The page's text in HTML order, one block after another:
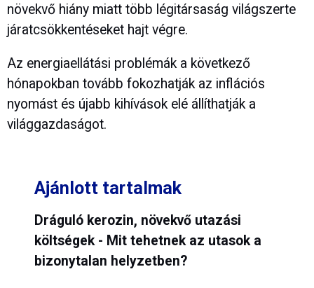
növekvő hiány miatt több légitársaság világszerte
járatcsökkentéseket hajt végre.
Az energiaellátási problémák a következő
hónapokban tovább fokozhatják az inflációs
nyomást és újabb kihívások elé állíthatják a
világgazdaságot.
Ajánlott tartalmak
Dráguló kerozin, növekvő utazási
költségek - Mit tehetnek az utasok a
bizonytalan helyzetben?